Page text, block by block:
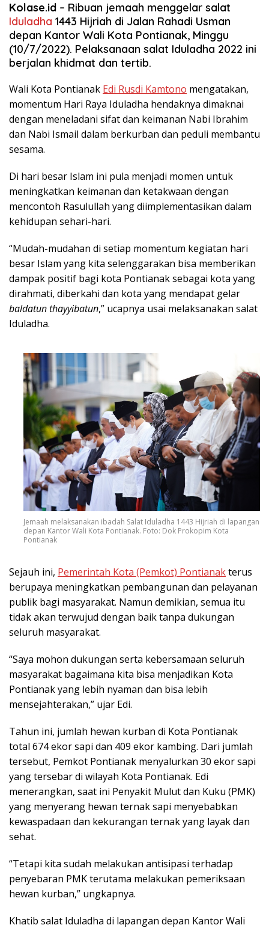
Kolase.id – Ribuan jemaah menggelar salat
Iduladha 1443 Hijriah di Jalan Rahadi Usman
depan Kantor Wali Kota Pontianak, Minggu
(10/7/2022). Pelaksanaan salat Iduladha 2022 ini
berjalan khidmat dan tertib.
Wali Kota Pontianak Edi Rusdi Kamtono mengatakan,
momentum Hari Raya Iduladha hendaknya dimaknai
dengan meneladani sifat dan keimanan Nabi Ibrahim
dan Nabi Ismail dalam berkurban dan peduli membantu
sesama.
Di hari besar Islam ini pula menjadi momen untuk
meningkatkan keimanan dan ketakwaan dengan
mencontoh Rasulullah yang diimplementasikan dalam
kehidupan sehari-hari.
“Mudah-mudahan di setiap momentum kegiatan hari
besar Islam yang kita selenggarakan bisa memberikan
dampak positif bagi kota Pontianak sebagai kota yang
dirahmati, diberkahi dan kota yang mendapat gelar
baldatun thayyibatun,” ucapnya usai melaksanakan salat
Iduladha.
Jemaah melaksanakan ibadah Salat Iduladha 1443 Hijriah di lapangan
depan Kantor Wali Kota Pontianak. Foto: Dok Prokopim Kota
Pontianak
Sejauh ini, Pemerintah Kota (Pemkot) Pontianakterus
berupaya meningkatkan pembangunan dan pelayanan
publik bagi masyarakat. Namun demikian, semua itu
tidak akan terwujud dengan baik tanpa dukungan
seluruh masyarakat.
“Saya mohon dukungan serta kebersamaan seluruh
masyarakat bagaimana kita bisa menjadikan Kota
Pontianak yang lebih nyaman dan bisa lebih
mensejahterakan,” ujar Edi.
Tahun ini, jumlah hewan kurban di Kota Pontianak
total 674 ekor sapi dan 409 ekor kambing. Dari jumlah
tersebut, Pemkot Pontianak menyalurkan 30 ekor sapi
yang tersebar di wilayah Kota Pontianak. Edi
menerangkan, saat ini Penyakit Mulut dan Kuku (PMK)
yang menyerang hewan ternak sapi menyebabkan
kewaspadaan dan kekurangan ternak yang layak dan
sehat.
“Tetapi kita sudah melakukan antisipasi terhadap
penyebaran PMK terutama melakukan pemeriksaan
hewan kurban,” ungkapnya.
Khatib salat Iduladha di lapangan depan Kantor Wali